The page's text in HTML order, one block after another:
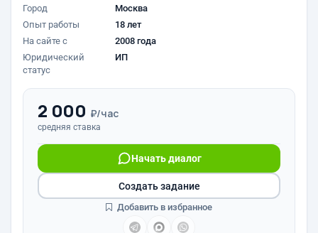
Город
Москва
Опыт работы
18 лет
На сайте с
2008 года
Юридический
статус
ИП
2 000 ₽/час
средняя ставка
Начать диалог
Создать задание
Добавить в избранное